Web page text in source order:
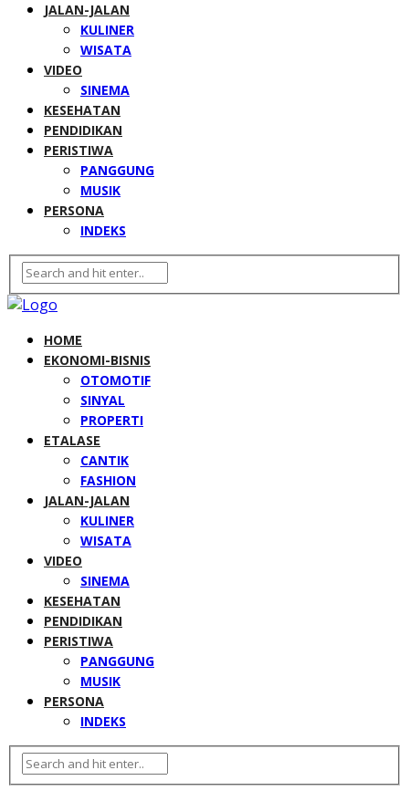
JALAN-JALAN
KULINER
WISATA
VIDEO
SINEMA
KESEHATAN
PENDIDIKAN
PERISTIWA
PANGGUNG
MUSIK
PERSONA
INDEKS
HOME
EKONOMI-BISNIS
OTOMOTIF
SINYAL
PROPERTI
ETALASE
CANTIK
FASHION
JALAN-JALAN
KULINER
WISATA
VIDEO
SINEMA
KESEHATAN
PENDIDIKAN
PERISTIWA
PANGGUNG
MUSIK
PERSONA
INDEKS